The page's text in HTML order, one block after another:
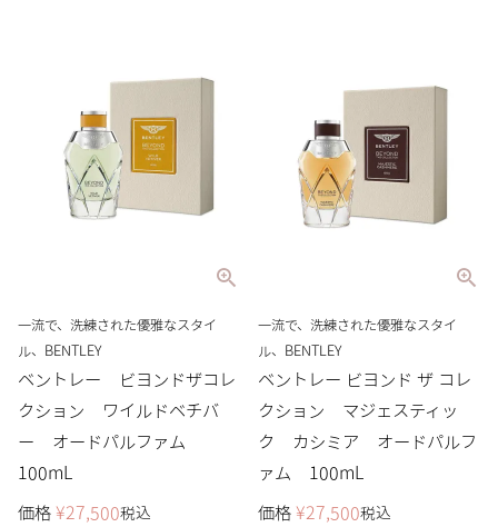
一流で、洗練された優雅なスタイ
ル、BENTLEY
ベントレー ビヨンドザコレ
クション ワイルドベチバ
ー オードパルファム
100mL
価格 ¥27,500税込
一流で、洗練された優雅なスタイ
ル、BENTLEY
ベントレー ビヨンド ザ コレ
クション マジェスティッ
ク カシミア オードパルフ
ァム 100mL
価格 ¥27,500税込